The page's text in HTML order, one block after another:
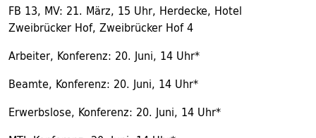
FB 13, MV: 21. März, 15 Uhr, Herdecke, Hotel
Zweibrücker Hof, Zweibrücker Hof 4
Arbeiter, Konferenz: 20. Juni, 14 Uhr*
Beamte, Konferenz: 20. Juni, 14 Uhr*
Erwerbslose, Konferenz: 20. Juni, 14 Uhr*